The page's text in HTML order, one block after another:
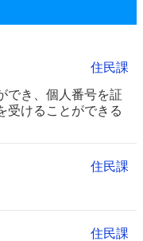
住民課
でき、個人番号を証
受けることができる
住民課
住民課